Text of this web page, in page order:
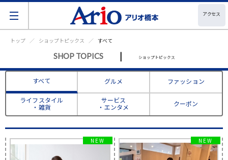
アクセス
トップ ショップトピックス すべて
SHOP TOPICS | ショップトピックス
すべて グルメ ファッション
ライフスタイル
・雑貨
サービス
・エンタメ
クーポン